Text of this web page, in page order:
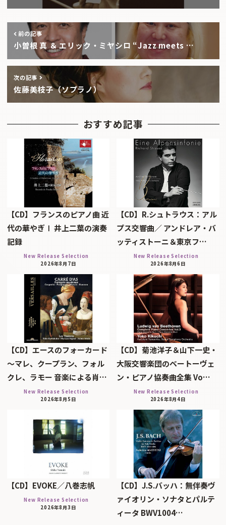
前の記事
小曽根 真 ＆ エリック・ミヤシロ “Jazz meets …
次の記事
佐藤美枝子（ソプラノ）
おすすめ記事
【CD】フランスのピアノ曲 近
代の華やぎⅠ 井上二葉の演奏
記録
New Release Selection
2026年8月7日
【CD】R.シュトラウス：アル
プス交響曲／ アンドレア・バ
ッティストーニ＆東京フ…
New Release Selection
2026年8月6日
【CD】エースのフォーカード
～マレ、クープラン、フォル
クレ、ラモー 音楽による肖…
New Release Selection
2026年8月5日
【CD】菊池洋子＆山下一史・
大阪交響楽団のベートーヴェ
ン・ピアノ協奏曲全集 Vo…
New Release Selection
2026年8月4日
【CD】EVOKE／八巻志帆
New Release Selection
2026年8月3日
【CD】J.S.バッハ：無伴奏ヴ
ァイオリン・ソナタとパルテ
ィータ BWV1004…